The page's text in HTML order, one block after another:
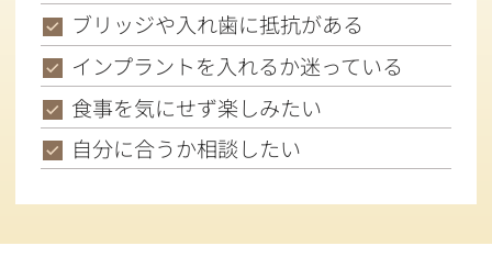
ブリッジや入れ歯に抵抗がある
インプラントを入れるか迷っている
食事を気にせず楽しみたい
自分に合うか相談したい